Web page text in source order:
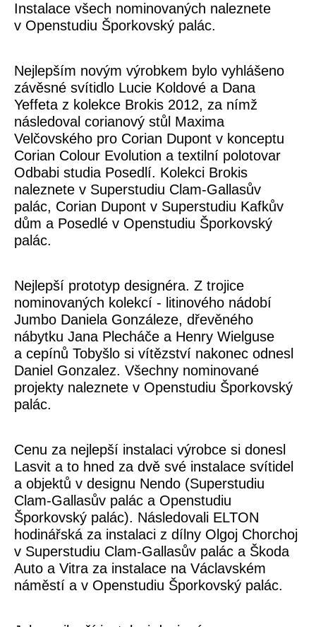
Instalace všech nominovaných naleznete
v Openstudiu Šporkovský palác.
Nejlepším novým výrobkem bylo vyhlášeno
závěsné svítidlo Lucie Koldové a Dana
Yeffeta z kolekce Brokis 2012, za nímž
následoval corianový stůl Maxima
Velčovského pro Corian Dupont v konceptu
Corian Colour Evolution a textilní polotovar
Odbabi studia Posedlí. Kolekci Brokis
naleznete v Superstudiu Clam-Gallasův
palác, Corian Dupont v Superstudiu Kafkův
dům a Posedlé v Openstudiu Šporkovský
palác.
Nejlepší prototyp designéra. Z trojice
nominovaných kolekcí - litinového nádobí
Jumbo Daniela Gonzáleze, dřevěného
nábytku Jana Plecháče a Henry Wielguse
a cepínů Tobyšlo si vítězství nakonec odnesl
Daniel Gonzalez. Všechny nominované
projekty naleznete v Openstudiu Šporkovský
palác.
Cenu za nejlepší instalaci výrobce si donesl
Lasvit a to hned za dvě své instalace svítidel
a objektů v designu Nendo (Superstudiu
Clam-Gallasův palác a Openstudiu
Šporkovský palác). Následovali ELTON
hodinářská za instalaci z dílny Olgoj Chorchoj
v Superstudiu Clam-Gallasův palác a Škoda
Auto a Vitra za instalace na Václavském
náměstí a v Openstudiu Šporkovský palác.